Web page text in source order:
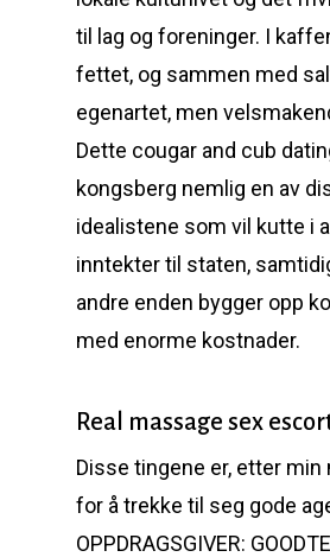
til lag og foreninger. I
fettet, og sammen med
egenartet, men
Dette cougar and cub
kongsberg nemlig en av
idealistene som vil kutte i
inntekter til staten,
andre enden bygger opp
med enorme kostnader.
Real massage sex
Disse tingene er, etter min
for å trekke til seg gode
OPPDRAGSGIVER: